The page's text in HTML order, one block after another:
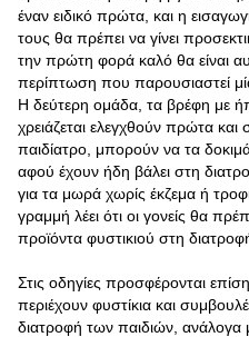
έναν ειδικό πρώτα, και η
τους θα πρέπει να γίνει
την πρώτη φορά καλό θα είναι
περίπτωση που παρουσιαστεί
Η δεύτερη ομάδα, τα βρέφη με
χρειάζεται ελεγχθούν πρώτα
παιδίατρο, μπορούν να τα
αφού έχουν ήδη βάλει στη
για τα μωρά χωρίς έκζεμα ή
γραμμή λέει ότι οι γονείς θα
προϊόντα φυστικιού στη
Στις οδηγίες προσφέρονται
περιέχουν φυστίκια και
διατροφή των παιδιών, ανάλογα